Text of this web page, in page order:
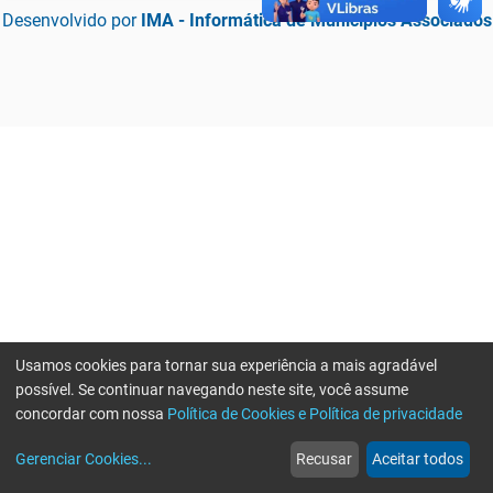
Desenvolvido por IMA - Informática de Municípios Associados
web
Notícias
more_horiz
Mais
Usamos cookies para tornar sua experiência a mais agradável
possível. Se continuar navegando neste site, você assume
concordar com nossa Política de Cookies e Política de privacidade
Gerenciar Cookies... Recusar Aceitar todos
Erro ao enviar informações, por favor tente novamente